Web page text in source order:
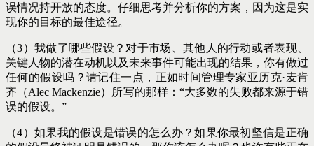
误情况持开放的态度。仔细思考并分析你的方案，因为这是实
现你的目标的最佳途径。
（3）我做了哪些假设？对于市场、其他人的行动或者表现、
关键人物的潜在动机以及未来事件可能出现的结果，你有做过
任何的假设吗？请记住一点，正如时间管理专家亚历克·麦肯
齐（Alec Mackenzie）所写的那样：“大多数的失败都来源于错
误的假设。”
（4）如果我的假设是错误的怎么办？如果你最初坚信是正确